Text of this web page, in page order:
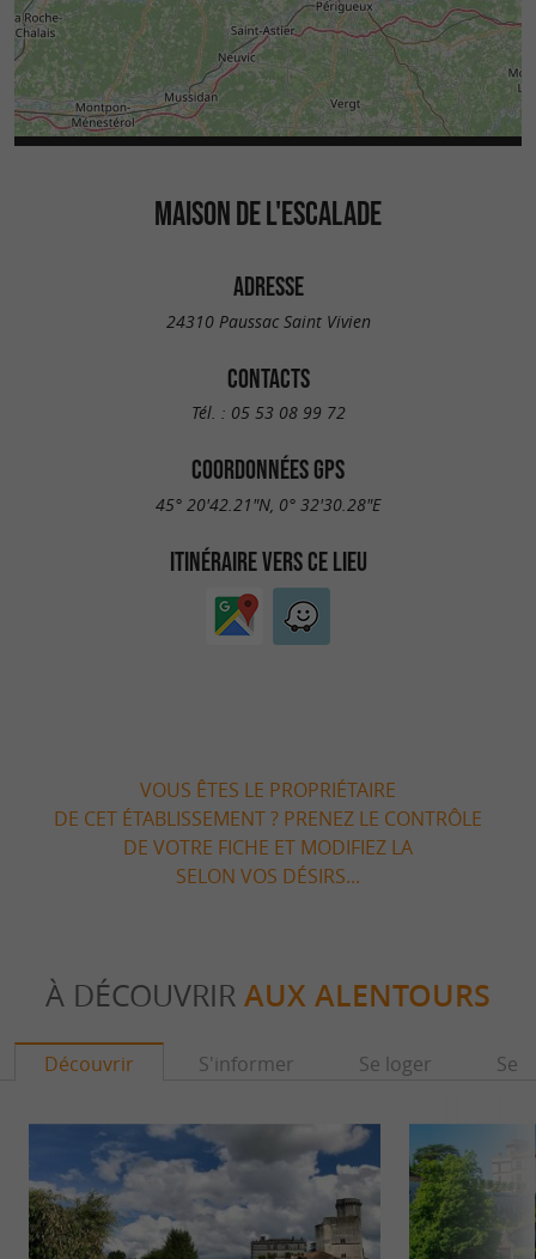
MAISON DE L'ESCALADE
ADRESSE
24310 Paussac Saint Vivien
CONTACTS
Tél. : 05 53 08 99 72
COORDONNÉES GPS
45° 20'42.21"N, 0° 32'30.28"E
ITINÉRAIRE VERS CE LIEU
VOUS ÊTES LE PROPRIÉTAIRE
DE CET ÉTABLISSEMENT ? PRENEZ LE CONTRÔLE
DE VOTRE FICHE ET MODIFIEZ LA
SELON VOS DÉSIRS...
À DÉCOUVRIR AUX ALENTOURS
Découvrir S'informer Se loger Se